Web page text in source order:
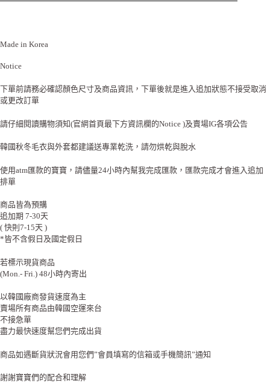
Made in Korea
Notice
下單前請務必確認顏色尺寸及商品資訊，下單後就是進入追加狀態不接受取消
或更改訂單
請仔細閱讀購物須知(官網首頁最下方資訊欄的Notice )及賣場IG各項公告
韓國秋冬毛衣與外套都建議送專業乾洗，請勿烘乾與脫水
使用atm匯款的寶寶，請儘量24小時內幫我完成匯款，匯款完成才會進入追加
排單
商品皆為預購
追加期 7-30天
( 快則7-15天 )
*皆不含假日及國定假日
若標示現貨商品
(Mon.- Fri.) 48小時內寄出
以韓國廠商發貨速度為主
賣場所有商品由韓國空運來台
不接急單
盡力最快速度幫您們完成出貨
商品如遇斷貨狀況會用您們”會員填寫的信箱或手機簡訊”通知
謝謝寶寶們的配合和理解